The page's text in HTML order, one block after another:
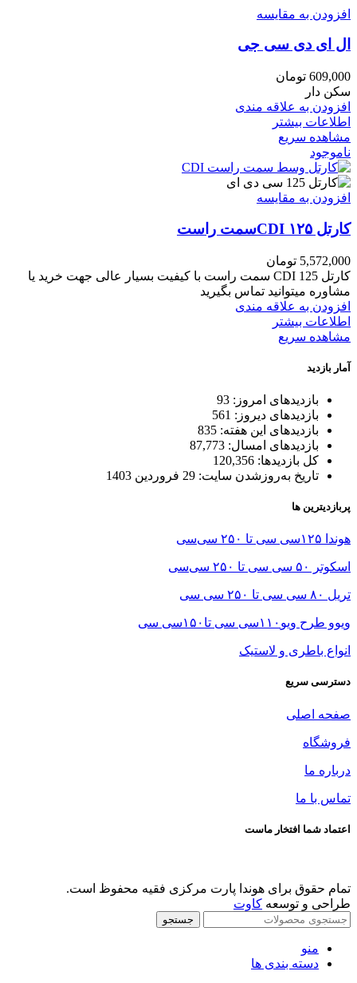
افزودن به مقایسه
ال ای دی سی جی
609,000 تومان
سکن دار
افزودن به علاقه مندی
اطلاعات بیشتر
مشاهده سریع
ناموجود
افزودن به مقایسه
کارتل ۱۲۵ CDIسمت راست
5,572,000 تومان
کارتل 125 CDI سمت راست با کیفیت بسیار عالی جهت خرید یا
مشاوره میتوانید تماس بگیرید
افزودن به علاقه مندی
اطلاعات بیشتر
مشاهده سریع
آمار بازدید
بازدیدهای امروز: 93
بازدیدهای دیروز: 561
بازدیدهای این هفته: 835
بازدیدهای امسال: 87,773
کل بازدیدها: 120,356
تاریخ به‌روزشدن سایت: 29 فروردین 1403
پربازدیترین ها
هوندا ۱۲۵سی سی تا ۲۵۰ سی‌سی
اسکوتر ۵۰ سی سی تا ۲۵۰ سی‌سی
تریل ۸۰ سی سی تا ۲۵۰ سی سی
ویوو طرح ویو۱۱۰سی سی تا۱۵۰سی سی
انواع باطری و لاستیک
دسترسی سریع
صفحه اصلی
فروشگاه
درباره ما
تماس با ما
اعتماد شما افتخار ماست
تمام حقوق برای هوندا پارت مرکزی فقیه محفوظ است.
طراحی و توسعه کاوت
جستجو
منو
دسته بندی ها